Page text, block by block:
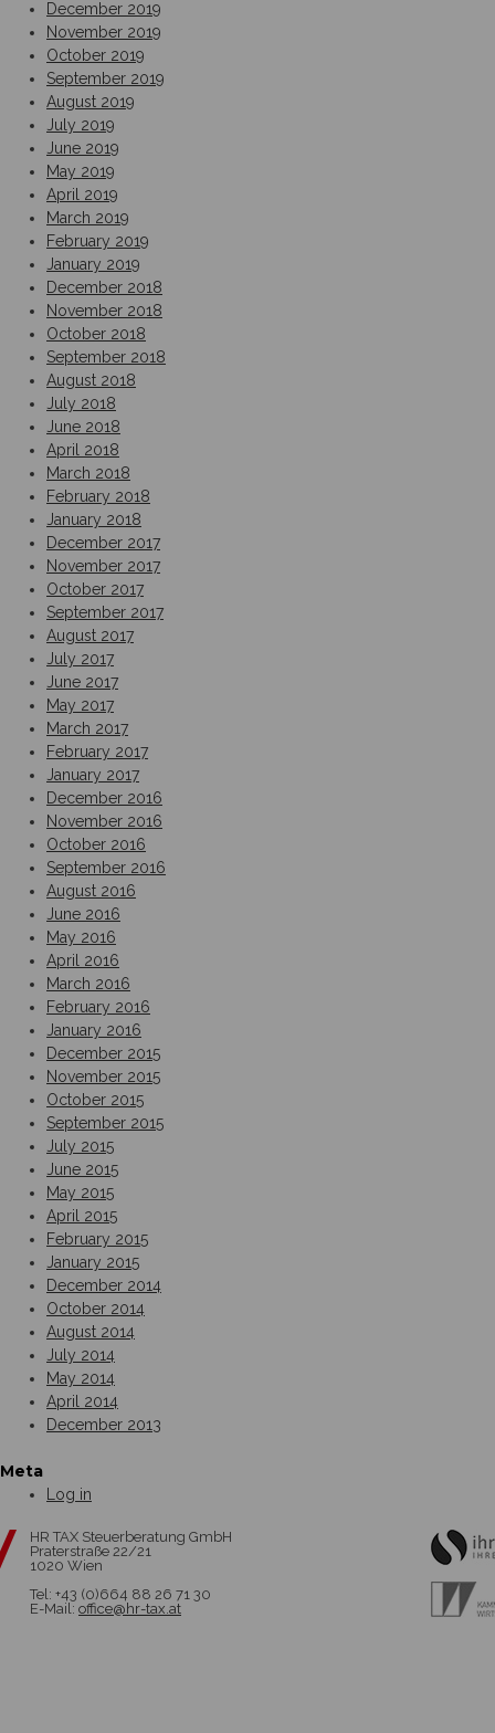
December 2019
November 2019
October 2019
September 2019
August 2019
July 2019
June 2019
May 2019
April 2019
March 2019
February 2019
January 2019
December 2018
November 2018
October 2018
September 2018
August 2018
July 2018
June 2018
April 2018
March 2018
February 2018
January 2018
December 2017
November 2017
October 2017
September 2017
August 2017
July 2017
June 2017
May 2017
March 2017
February 2017
January 2017
December 2016
November 2016
October 2016
September 2016
August 2016
June 2016
May 2016
April 2016
March 2016
February 2016
January 2016
December 2015
November 2015
October 2015
September 2015
July 2015
June 2015
May 2015
April 2015
February 2015
January 2015
December 2014
October 2014
August 2014
July 2014
May 2014
April 2014
December 2013
Meta
Log in
HR TAX Steuerberatung GmbH
Praterstraße 22/21
1020 Wien
Tel: +43 (0)664 88 26 71 30
E-Mail: office@hr-tax.at